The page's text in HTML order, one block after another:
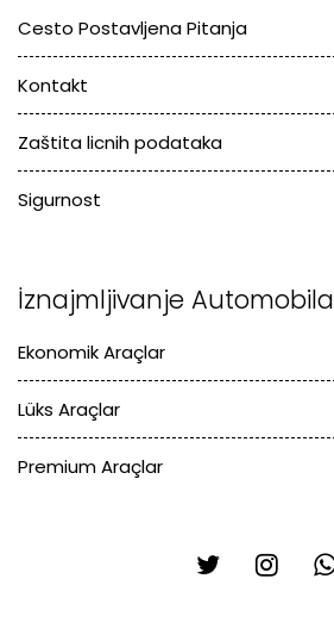
Cesto Postavljena Pitanja
Kontakt
Zaštita licnih podataka
Sigurnost
İznajmljivanje Automobila
Ekonomik Araçlar
Lüks Araçlar
Premium Araçlar